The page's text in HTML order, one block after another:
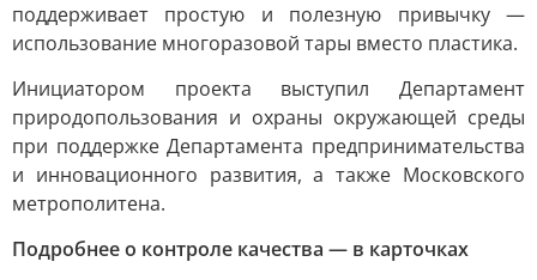
поддерживает простую и полезную привычку —
использование многоразовой тары вместо пластика.
Инициатором проекта выступил Департамент
природопользования и охраны окружающей среды
при поддержке Департамента предпринимательства
и инновационного развития, а также Московского
метрополитена.
Подробнее о контроле качества — в карточках